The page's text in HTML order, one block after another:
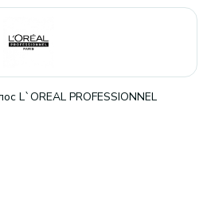
L`OREAL PROFESSIONNEL